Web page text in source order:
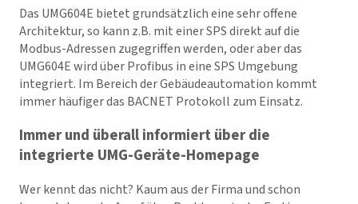
Das UMG604E bietet grundsätzlich eine sehr offene
Architektur, so kann z.B. mit einer SPS direkt auf die
Modbus-Adressen zugegriffen werden, oder aber das
UMG604E wird über Profibus in eine SPS Umgebung
integriert. Im Bereich der Gebäudeautomation kommt
immer häufiger das BACNET Protokoll zum Einsatz.
Immer und überall informiert über die
integrierte UMG-Geräte-Homepage
Wer kennt das nicht? Kaum aus der Firma und schon